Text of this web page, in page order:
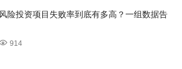
风险投资项目失败率到底有多高？一组数据告
914